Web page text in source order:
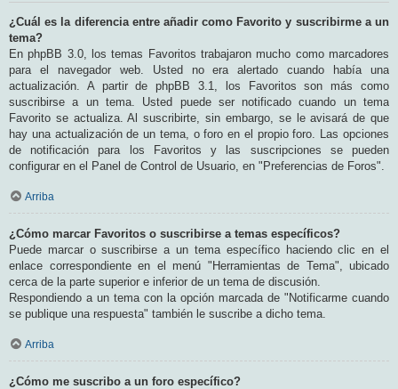
¿Cuál es la diferencia entre añadir como Favorito y suscribirme a un
tema?
En phpBB 3.0, los temas Favoritos trabajaron mucho como marcadores
para el navegador web. Usted no era alertado cuando había una
actualización. A partir de phpBB 3.1, los Favoritos son más como
suscribirse a un tema. Usted puede ser notificado cuando un tema
Favorito se actualiza. Al suscribirte, sin embargo, se le avisará de que
hay una actualización de un tema, o foro en el propio foro. Las opciones
de notificación para los Favoritos y las suscripciones se pueden
configurar en el Panel de Control de Usuario, en "Preferencias de Foros".
Arriba
¿Cómo marcar Favoritos o suscribirse a temas específicos?
Puede marcar o suscribirse a un tema específico haciendo clic en el
enlace correspondiente en el menú "Herramientas de Tema", ubicado
cerca de la parte superior e inferior de un tema de discusión.
Respondiendo a un tema con la opción marcada de "Notificarme cuando
se publique una respuesta" también le suscribe a dicho tema.
Arriba
¿Cómo me suscribo a un foro específico?